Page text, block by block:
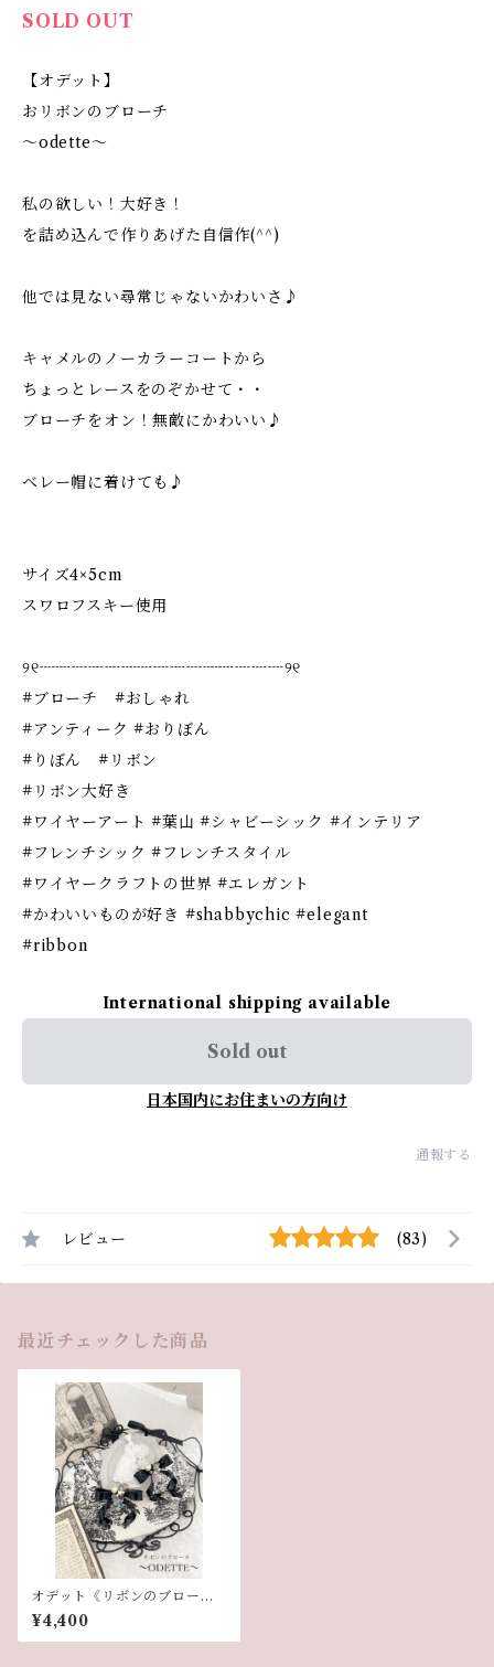
SOLD OUT
【オデット】
おリボンのブローチ
〜odette〜
私の欲しい！大好き！
を詰め込んで作りあげた自信作(^^)
他では見ない尋常じゃないかわいさ♪
キャメルのノーカラーコートから
ちょっとレースをのぞかせて・・
ブローチをオン！無敵にかわいい♪
ベレー帽に着けても♪
サイズ4×5cm
スワロフスキー使用
୨୧┈┈┈┈┈┈┈┈┈┈┈┈┈┈┈୨୧
#ブローチ #おしゃれ
#アンティーク #おりぼん
#りぼん #リボン
#リボン大好き
#ワイヤーアート #葉山 #シャビーシック #インテリア
#フレンチシック #フレンチスタイル
#ワイヤークラフトの世界 #エレガント
#かわいいものが好き #shabbychic #elegant
#ribbon
International shipping available
Sold out
日本国内にお住まいの方向け
通報する
レビュー (83)
最近チェックした商品
オデット《リボンのブロー
チ》
¥4,400